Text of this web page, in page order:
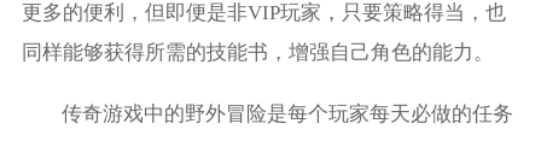
更多的便利，但即便是非VIP玩家，只要策略得当，也
同样能够获得所需的技能书，增强自己角色的能力。
传奇游戏中的野外冒险是每个玩家每天必做的任务